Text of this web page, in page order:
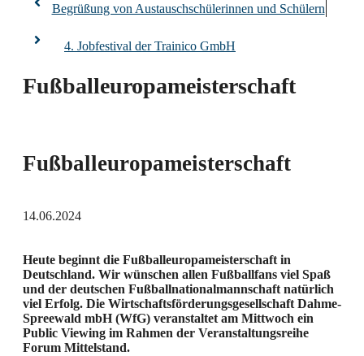
Begrüßung von Austauschschülerinnen und Schülern
4. Jobfestival der Trainico GmbH
Fußballeuropameisterschaft
Fußballeuropameisterschaft
14.06.2024
Heute beginnt die Fußballeuropameisterschaft in
Deutschland. Wir wünschen allen Fußballfans viel Spaß
und der deutschen Fußballnationalmannschaft natürlich
viel Erfolg. Die Wirtschaftsförderungsgesellschaft Dahme-
Spreewald mbH (WfG) veranstaltet am Mittwoch ein
Public Viewing im Rahmen der Veranstaltungsreihe
Forum Mittelstand.